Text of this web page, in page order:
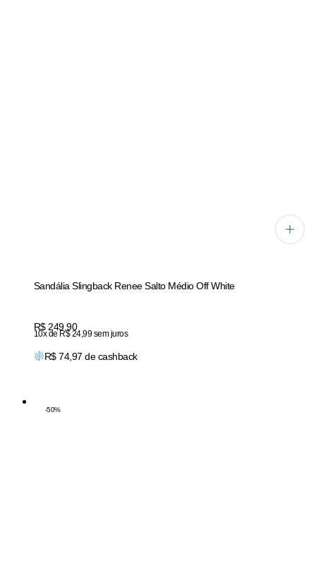
Sandália Slingback Renee Salto Médio Off White
Price:
R$ 249,90
10x de R$ 24,99 sem juros
R$74,97 de cashback
-50%